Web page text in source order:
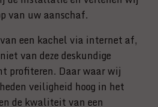
van uw aanschaf.
een kachel via internet af,
van deze deskundige
profiteren. Daar waar wij
veiligheid hoog in het
de kwaliteit van een